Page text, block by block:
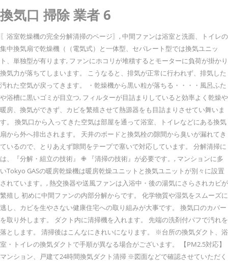
換気口 掃除 業者 6
〖浴室乾燥機の完全分解清掃のページ〗, 中間ファンは浴室と洗面、トイレの
集中換気扇で乾燥機（（電気式）と一体型、セパレート型では換気ユニッ
ト、単独型が有ります, ファンにホコリが堆積するとモーターに負荷が掛かり
換気力が落ちてしまいます。 こうなると、排気が正常に行われず、排気した
汚れた空気が戻ってきます。 ・乾燥機から黒い粒が落ちる・・・・風呂ふた
や浴槽に黒いゴミが目立つ, フィルターが目詰まりしていると効率よく乾燥や
暖房、換気ができず、カビを繁殖させて熱源器をも目詰まりさせてい舞いま
す。 換気口から入ってきた空気は部屋を通って浴室、トイレなどにある換気
扇から外へ排出されます。 天井のボードと換気栓の隙間から臭いが漏れてき
ているので、とりあえず隙間をテープで塞いで対応しています。 分解清掃に
は、『分解・組立の技術』 ✙ 『清掃の技術』が必要です。, マンションに多
いTokyo GASの暖房乾燥機は暖房乾燥ユニットと換気ユニットが別々に設置
されています。, 熱交換器や送風ファンは入浴中・後の湯気にさらされカビが
繁殖し 初めに中間ファンの内部分解からです。 化学物質や湿気をスムーズに
逃し、カビを生やさない健康住宅への取り組みが大事です。 換気口のカバー
を取り外します。 ダクト内に清掃機を入れます。 先端の洗剤付パフで汚れを
落とします。 清掃後はこんなにきれいになります。 ※台所の換気ダクト、浴
室・トイレの換気ダクトで手順が異なる場合がございます。 【PM2.5対応】
マンション、戸建て24時間換気ダクト清掃 ※図面などで確認させていただく